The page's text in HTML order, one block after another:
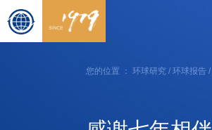
您的位置 ： 环球研究 / 环球报告 /